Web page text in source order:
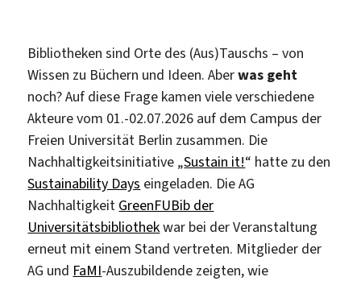
Bibliotheken sind Orte des (Aus)Tauschs – von
Wissen zu Büchern und Ideen. Aberwas geht
noch? Auf diese Frage kamen viele verschiedene
Akteure vom 01.-02.07.2026 auf dem Campus der
Freien Universität Berlin zusammen. Die
Nachhaltigkeitsinitiative „Sustain it!“ hatte zu den
Sustainability Days eingeladen. Die AG
Nachhaltigkeit GreenFUBib der
Universitätsbibliothekwar bei der Veranstaltung
erneut mit einem Stand vertreten. Mitglieder der
AG und FaMI-Auszubildende zeigten, wie